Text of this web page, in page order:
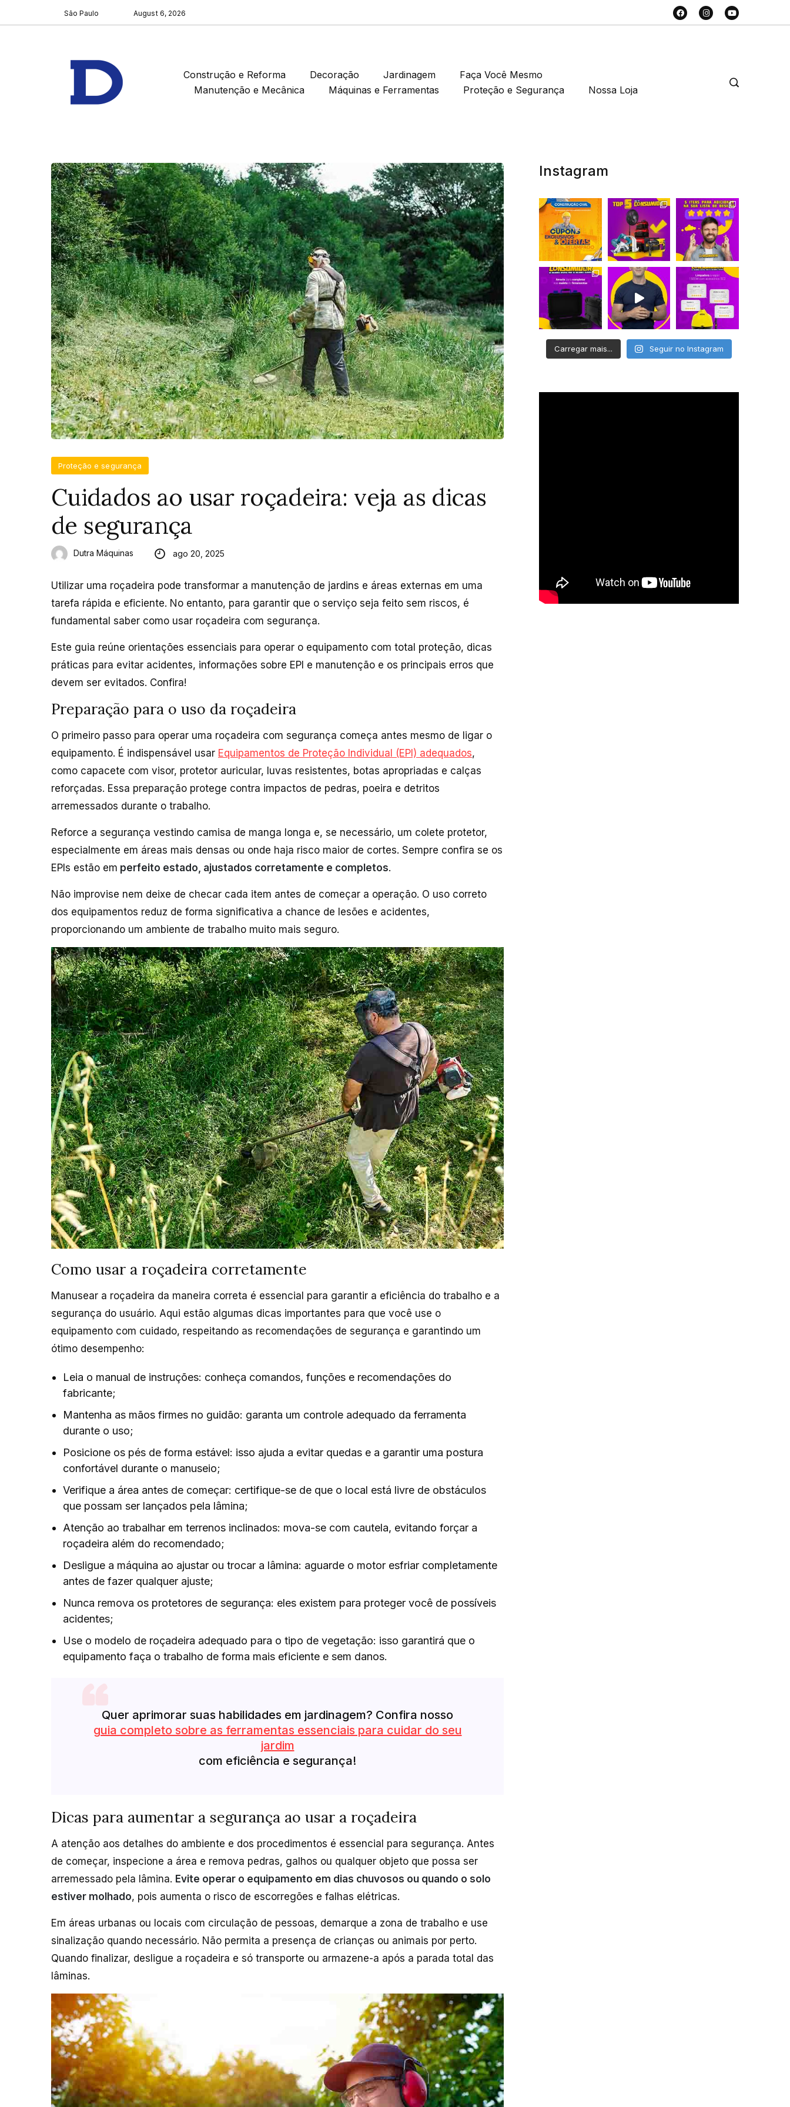
São Paulo August 6, 2026
Construção e Reforma Decoração Jardinagem
Faça Você Mesmo
Manutenção e Mecânica
Máquinas e Ferramentas Proteção e Segurança Nossa Loja
Proteção e segurança
Cuidados ao usar roçadeira: veja as dicas
de segurança
Dutra Máquinas ago 20, 2025
Utilizar uma roçadeira pode transformar a manutenção de jardins e áreas externas em uma
tarefa rápida e eficiente. No entanto, para garantir que o serviço seja feito sem riscos, é
fundamental saber como usar roçadeira com segurança.
Este guia reúne orientações essenciais para operar o equipamento com total proteção, dicas
práticas para evitar acidentes, informações sobre EPI e manutenção e os principais erros que
devem ser evitados. Confira!
Preparação para o uso da roçadeira
O primeiro passo para operar uma roçadeira com segurança começa antes mesmo de ligar o
equipamento. É indispensável usar Equipamentos de Proteção Individual (EPI) adequados,
como capacete com visor, protetor auricular, luvas resistentes, botas apropriadas e calças
reforçadas. Essa preparação protege contra impactos de pedras, poeira e detritos
arremessados durante o trabalho.
Reforce a segurança vestindo camisa de manga longa e, se necessário, um colete protetor,
especialmente em áreas mais densas ou onde haja risco maior de cortes. Sempre confira se os
EPIs estão em perfeito estado, ajustados corretamente e completos.
Não improvise nem deixe de checar cada item antes de começar a operação. O uso correto
dos equipamentos reduz de forma significativa a chance de lesões e acidentes,
proporcionando um ambiente de trabalho muito mais seguro.
Como usar a roçadeira corretamente
Manusear a roçadeira da maneira correta é essencial para garantir a eficiência do trabalho e a
segurança do usuário. Aqui estão algumas dicas importantes para que você use o
equipamento com cuidado, respeitando as recomendações de segurança e garantindo um
ótimo desempenho:
Leia o manual de instruções: conheça comandos, funções e recomendações do
fabricante;
Mantenha as mãos firmes no guidão: garanta um controle adequado da ferramenta
durante o uso;
Posicione os pés de forma estável: isso ajuda a evitar quedas e a garantir uma postura
confortável durante o manuseio;
Verifique a área antes de começar: certifique-se de que o local está livre de obstáculos
que possam ser lançados pela lâmina;
Atenção ao trabalhar em terrenos inclinados: mova-se com cautela, evitando forçar a
roçadeira além do recomendado;
Desligue a máquina ao ajustar ou trocar a lâmina: aguarde o motor esfriar completamente
antes de fazer qualquer ajuste;
Nunca remova os protetores de segurança: eles existem para proteger você de possíveis
acidentes;
Use o modelo de roçadeira adequado para o tipo de vegetação: isso garantirá que o
equipamento faça o trabalho de forma mais eficiente e sem danos.
Quer aprimorar suas habilidades em jardinagem? Confira nosso
guia completo sobre as ferramentas essenciais para cuidar do seu
jardim
com eficiência e segurança!
Dicas para aumentar a segurança ao usar a roçadeira
A atenção aos detalhes do ambiente e dos procedimentos é essencial para segurança. Antes
de começar, inspecione a área e remova pedras, galhos ou qualquer objeto que possa ser
arremessado pela lâmina. Evite operar o equipamento em dias chuvosos ou quando o solo
estiver molhado, pois aumenta o risco de escorregões e falhas elétricas.
Em áreas urbanas ou locais com circulação de pessoas, demarque a zona de trabalho e use
sinalização quando necessário. Não permita a presença de crianças ou animais por perto.
Quando finalizar, desligue a roçadeira e só transporte ou armazene-a após a parada total das
lâminas.
Instagram
Carregar mais... Seguir no Instagram